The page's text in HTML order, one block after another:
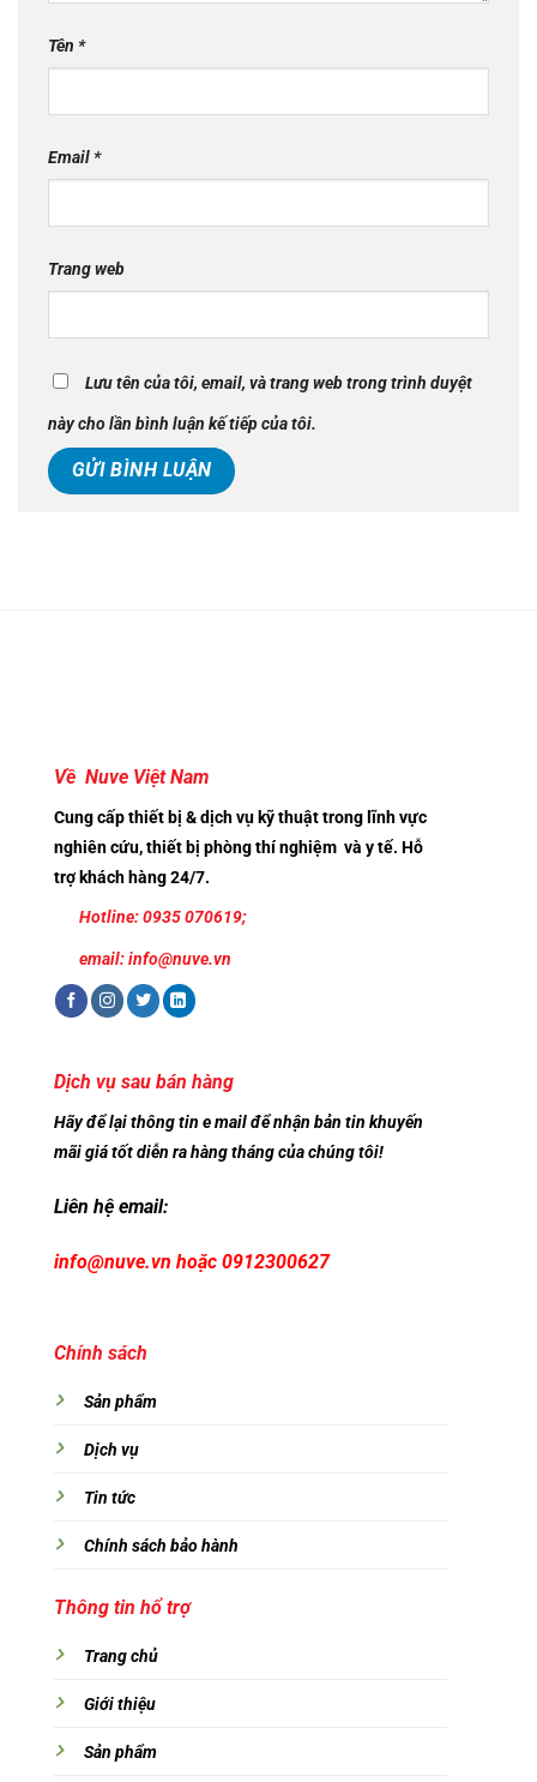
Tên *
Email *
Trang web
Lưu tên của tôi, email, và trang web trong trình duyệt
này cho lần bình luận kế tiếp của tôi.
Về Nuve Việt Nam
Cung cấp thiết bị & dịch vụ kỹ thuật trong lĩnh vực
nghiên cứu, thiết bị phòng thí nghiệm và y tế. Hỗ
trợ khách hàng 24/7.
Hotline: 0935 070619;
email: info@nuve.vn
Chính sách
Sản phẩm
Dịch vụ
Tin tức
Chính sách bảo hành
Thông tin hổ trợ
Trang chủ
Giới thiệu
Sản phẩm
Dịch vụ sau bán hàng
Hãy để lại thông tin e mail để nhận bản tin khuyến
mãi giá tốt diễn ra hàng tháng của chúng tôi!
Liên hệ email:
info@nuve.vn hoặc 0912300627